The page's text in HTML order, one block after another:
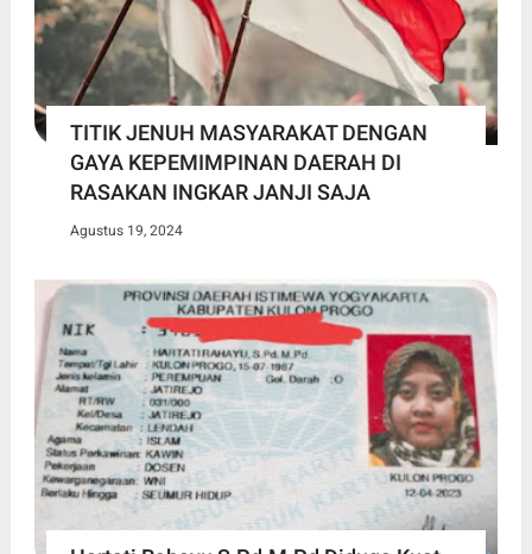
TITIK JENUH MASYARAKAT DENGAN
GAYA KEPEMIMPINAN DAERAH DI
RASAKAN INGKAR JANJI SAJA
Agustus 19, 2024